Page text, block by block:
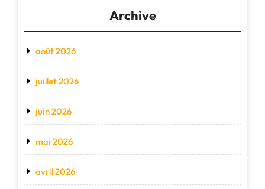
Archive
août 2026
juillet 2026
juin 2026
mai 2026
avril 2026